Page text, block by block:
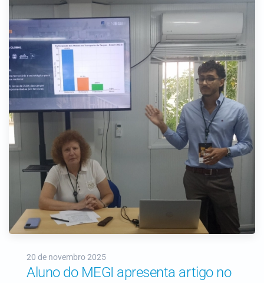
20 de novembro 2025
Aluno do MEGI apresenta artigo no